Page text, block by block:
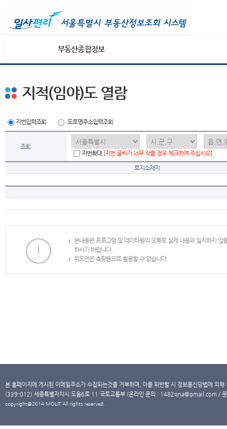
부동산종합정보
지적(임야)도 열람
지번입력조회 도로명주소입력조회
조회
지번확대 [지번 글씨가 너무 작을 경우 체크하여 주십시오]
토지소재지
본내용은 프로그램 및 데이타등의 오류로 실제 내용과 일치하지
하시기 바랍니다.
위도면은 측량용으로 활용할 수 없습니다.
본 홈페이지에 게시된 이메일주소가 수집되는것을 거부하며, 이를 위반할 시 정보통신망법에 의
(339-012) 세종특별자치시 도움6로 11 국토교통부 (온라인 문의 : 1482qna@gmail.com /
copyright@2014 MOLIT All rights reserved.